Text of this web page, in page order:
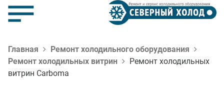
Главная
Ремонт холодильного оборудования
Ремонт холодильных витрин
Ремонт холодильных
витрин Carboma